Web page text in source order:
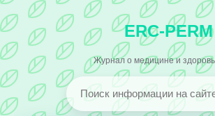
ERC-PERM
Журнал о медицине и